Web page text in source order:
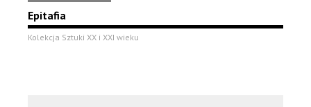
Epitafia
Kolekcja Sztuki XX i XXI wieku